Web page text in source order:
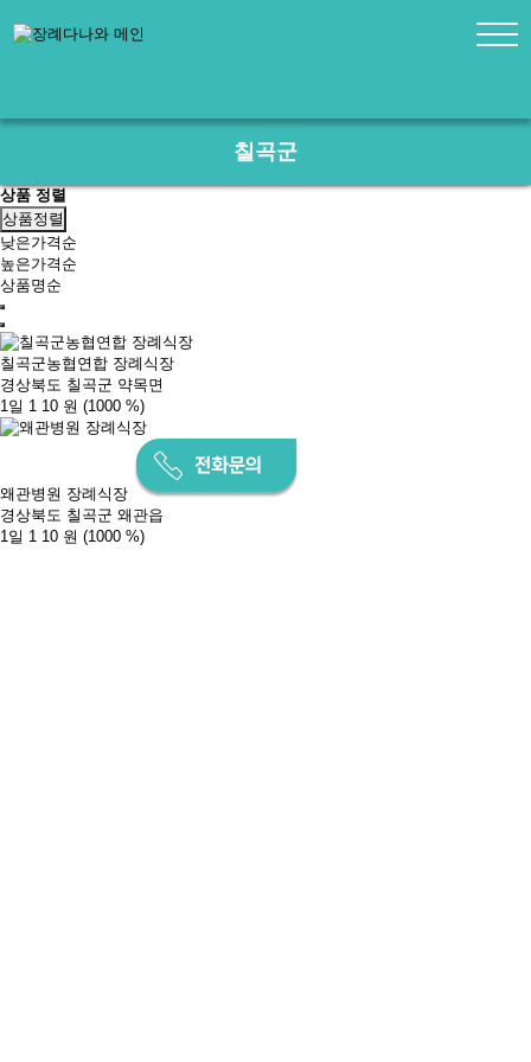
칠곡군
상품 정렬
상품정렬
낮은가격순
높은가격순
상품명순
칠곡군농협연합 장례식장
경상북도 칠곡군 약목면
1일 1 10 원 (1000 %)
왜관병원 장례식장
경상북도 칠곡군 왜관읍
1일 1 10 원 (1000 %)